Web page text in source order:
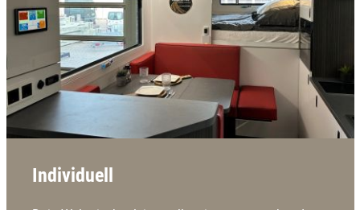
Individuell